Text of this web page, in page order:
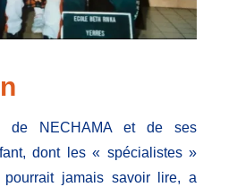
de NECHAMA et de ses
dont les « spécialistes »
pourrait jamais savoir lire, a